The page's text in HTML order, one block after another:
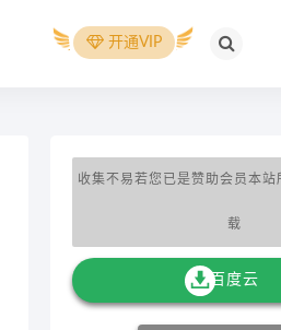
开通VIP
收集不易若您已是赞助会员本站
载
百度云